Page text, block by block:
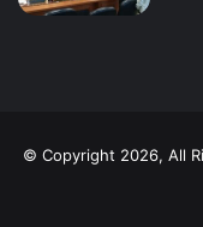
© Copyright 2026, All